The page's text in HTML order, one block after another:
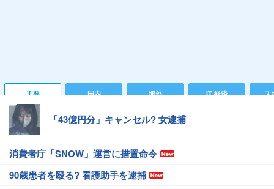
主要 国内 海外 IT 経済 ス
「43億円分」キャンセル? 女逮捕
消費者庁「SNOW」運営に措置命令
90歳患者を殴る? 看護助手を逮捕